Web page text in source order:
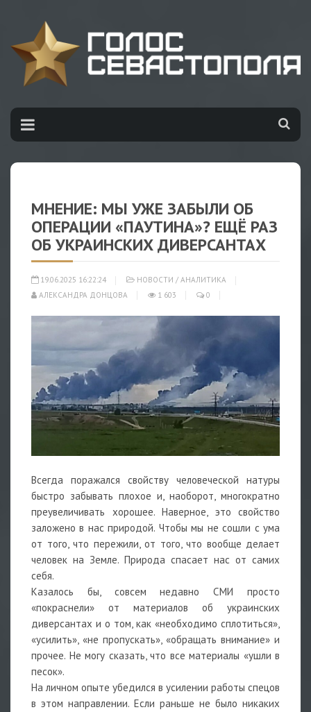
МНЕНИЕ: МЫ УЖЕ ЗАБЫЛИ ОБ
ОПЕРАЦИИ «ПАУТИНА»? ЕЩЁ РАЗ
ОБ УКРАИНСКИХ ДИВЕРСАНТАХ
19.06.2025 16:22:24 НОВОСТИ / АНАЛИТИКА
АЛЕКСАНДРА ДОНЦОВА
1 603 0
Всегда поражался свойству человеческой натуры
быстро забывать плохое и, наоборот, многократно
преувеличивать хорошее. Наверное, это свойство
заложено в нас природой. Чтобы мы не сошли с ума
от того, что пережили, от того, что вообще делает
человек на Земле. Природа спасает нас от самих
себя.
Казалось бы, совсем недавно СМИ просто
«покраснели» от материалов об украинских
диверсантах и о том, как «необходимо сплотиться»,
«усилить», «не пропускать», «обращать внимание» и
прочее. Не могу сказать, что все материалы «ушли в
песок».
На личном опыте убедился в усилении работы спецов
в этом направлении. Если раньше не было никаких